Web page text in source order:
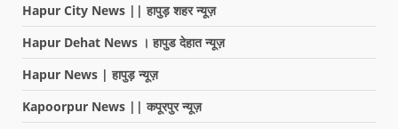
Hapur City News || हापुड़ शहर न्यूज़
Hapur Dehat News । हापुड देहात न्यूज़
Hapur News | हापुड़ न्यूज़
Kapoorpur News || कपूरपुर न्यूज़